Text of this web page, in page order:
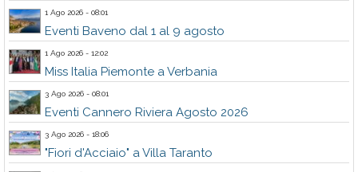
1 Ago 2026 - 08:01
Eventi Baveno dal 1 al 9 agosto
1 Ago 2026 - 12:02
Miss Italia Piemonte a Verbania
3 Ago 2026 - 08:01
Eventi Cannero Riviera Agosto 2026
3 Ago 2026 - 18:06
"Fiori d'Acciaio" a Villa Taranto